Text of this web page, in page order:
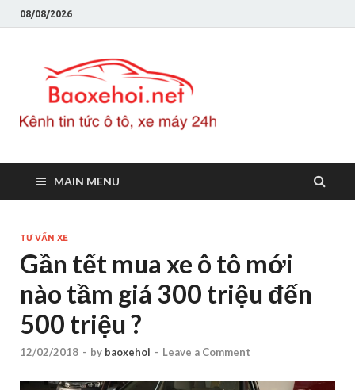
08/08/2026
MAIN MENU
TƯ VẤN XE
Gần tết mua xe ô tô mới
nào tầm giá 300 triệu đến
500 triệu ?
12/02/2018 - by baoxehoi - Leave a Comment